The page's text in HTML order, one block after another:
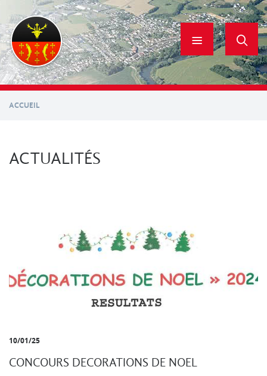
contenu
principal
ACCUEIL
ACTUALITÉS
10/01/25
CONCOURS DECORATIONS DE NOEL